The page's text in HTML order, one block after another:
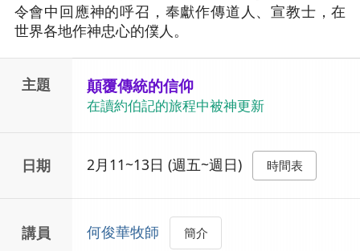
令會中回應神的呼召，奉獻作傳道人、宣教士，在
世界各地作神忠心的僕人。
主題 顛覆傳統的信仰
在讀約伯記的旅程中被神更新
日期 2月11~13日 (週五~週日) 時間表
講員 何俊華牧師 簡介